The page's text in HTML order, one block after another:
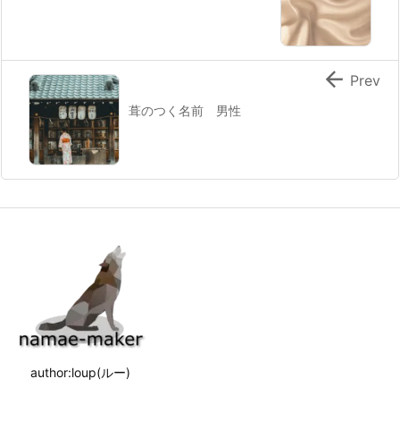
葺のつく名前 男性
 Prev
author:loup(ルー)